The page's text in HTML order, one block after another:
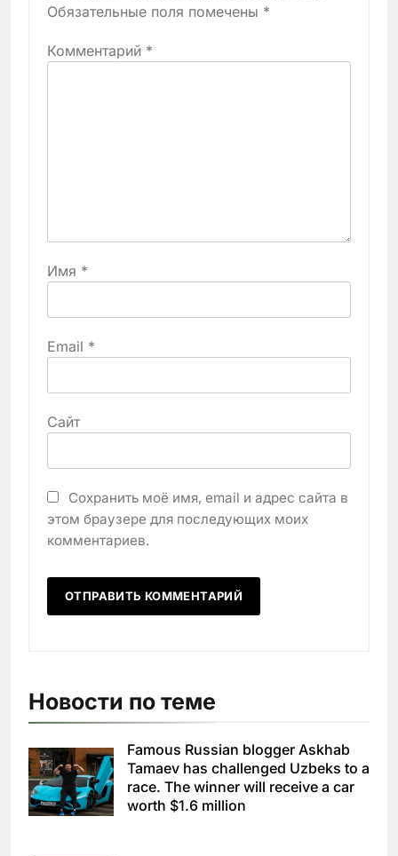
Обязательные поля помечены *
Комментарий *
Имя *
Email *
Сайт
Сохранить моё имя, email и адрес сайта в
этом браузере для последующих моих
комментариев.
Новости по теме
Famous Russian blogger Askhab
Tamaev has challenged Uzbeks to a
race. The winner will receive a car
worth $1.6 million